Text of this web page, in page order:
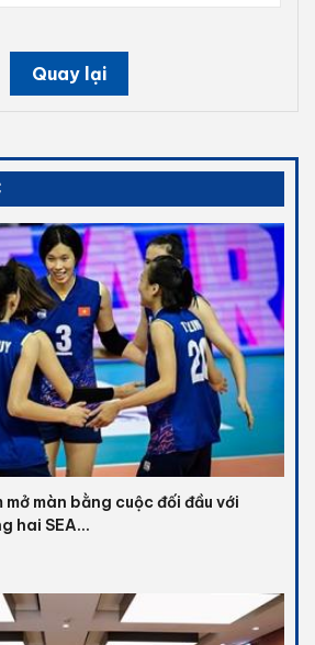
Quay lại
màn bằng cuộc đối đầu với
hai SEA...